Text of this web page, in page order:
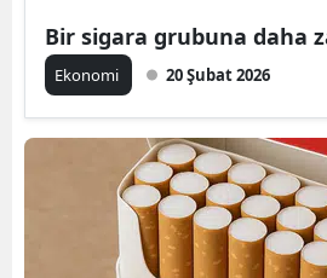
Bir sigara grubuna daha
Ekonomi 20 Şubat 2026